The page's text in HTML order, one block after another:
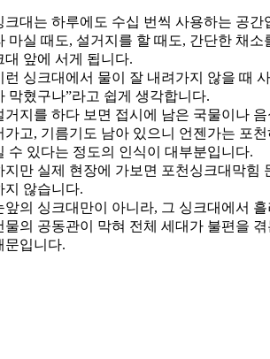
크대는 하루에도 수십 번씩 사용하는 공간
마실 때도, 설거지를 할 때도, 간단한 채소
대 앞에 서게 됩니다.
런 싱크대에서 물이 잘 내려가지 않을 때
막혔구나”라고 쉽게 생각합니다.
거지를 하다 보면 접시에 남은 국물이나
가고, 기름기도 남아 있으니 언젠가는 포
수 있다는 정도의 인식이 대부분입니다.
지만 실제 현장에 가보면 포천싱크대막힘
지 않습니다.
앞의 싱크대만이 아니라, 그 싱크대에서
물의 공동관이 막혀 전체 세대가 불편을 겪
문입니다.